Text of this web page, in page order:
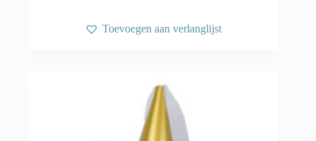
€ 19,95.
€ 13,95.Toevoegen aan verlanglijst